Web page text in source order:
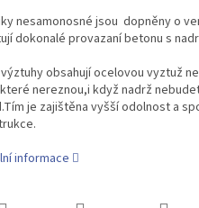
nesamonosné jsou dopněny o
dokonalé provazaní betonu s
obsahují ocelovou vyztuž
nereznou,i když nadrž
je zajištěna vyšší odolnost a
informace